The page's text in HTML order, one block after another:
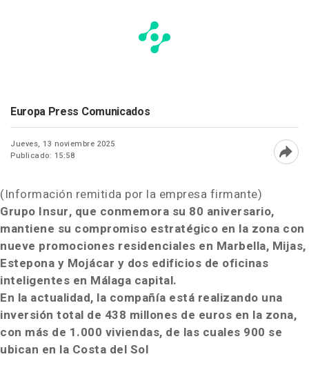
Europa Press Comunicados
Jueves, 13 noviembre 2025
Publicado: 15:58
(Información remitida por la empresa firmante)
Grupo Insur, que conmemora su 80 aniversario,
mantiene su compromiso estratégico en la zona con
nueve promociones residenciales en Marbella, Mijas,
Estepona y Mojácar y dos edificios de oficinas
inteligentes en Málaga capital.
En la actualidad, la compañía está realizando una
inversión total de 438 millones de euros en la zona,
con más de 1.000 viviendas, de las cuales 900 se
ubican en la Costa del Sol